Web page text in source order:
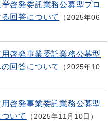
啓発委託業務公募型プロ
回答について
2025年06
啓発事業委託業務公募型
回答について
2025年10
啓発事業委託業務公募型
いて
2025年11月10日